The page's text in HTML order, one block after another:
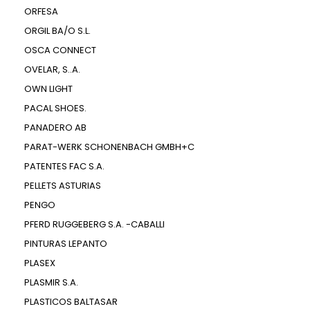
ORFESA
ORGIL BA/O S.L.
OSCA CONNECT
OVELAR, S..A.
OWN LIGHT
PACAL SHOES.
PANADERO AB
PARAT-WERK SCHONENBACH GMBH+C
PATENTES FAC S.A.
PELLETS ASTURIAS
PENGO
PFERD RUGGEBERG S.A. -CABALLI
PINTURAS LEPANTO
PLASEX
PLASMIR S.A.
PLASTICOS BALTASAR